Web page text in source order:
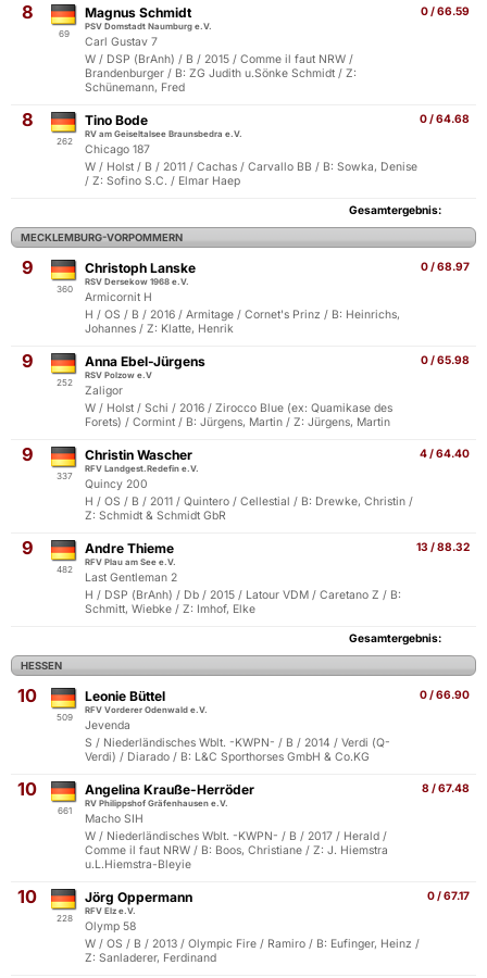
8
69
0 / 66.59
Magnus Schmidt
PSV Domstadt Naumburg e.V.
Carl Gustav 7
W / DSP (BrAnh) / B / 2015 / Comme il faut NRW /
Brandenburger / B: ZG Judith u.Sönke Schmidt / Z:
Schünemann, Fred
8
262
0 / 64.68
Tino Bode
RV am Geiseltalsee Braunsbedra e.V.
Chicago 187
W / Holst / B / 2011 / Cachas / Carvallo BB / B: Sowka, Denise
/ Z: Sofino S.C. / Elmar Haep
Gesamtergebnis:
MECKLEMBURG-VORPOMMERN
9
360
0 / 68.97
Christoph Lanske
RSV Dersekow 1968 e.V.
Armicornit H
H / OS / B / 2016 / Armitage / Cornet's Prinz / B: Heinrichs,
Johannes / Z: Klatte, Henrik
9
252
0 / 65.98
Anna Ebel-Jürgens
RSV Polzow e.V
Zaligor
W / Holst / Schi / 2016 / Zirocco Blue (ex: Quamikase des
Forets) / Cormint / B: Jürgens, Martin / Z: Jürgens, Martin
9
337
4 / 64.40
Christin Wascher
RFV Landgest.Redefin e.V.
Quincy 200
H / OS / B / 2011 / Quintero / Cellestial / B: Drewke, Christin /
Z: Schmidt & Schmidt GbR
9
482
13 / 88.32
Andre Thieme
RFV Plau am See e.V.
Last Gentleman 2
H / DSP (BrAnh) / Db / 2015 / Latour VDM / Caretano Z / B:
Schmitt, Wiebke / Z: Imhof, Elke
Gesamtergebnis:
HESSEN
10
509
0 / 66.90
Leonie Büttel
RFV Vorderer Odenwald e.V.
Jevenda
S / Niederländisches Wblt. -KWPN- / B / 2014 / Verdi (Q-
Verdi) / Diarado / B: L&C Sporthorses GmbH & Co.KG
10
661
8 / 67.48
Angelina Krauße-Herröder
RV Philippshof Gräfenhausen e.V.
Macho SIH
W / Niederländisches Wblt. -KWPN- / B / 2017 / Herald /
Comme il faut NRW / B: Boos, Christiane / Z: J. Hiemstra
u.L.Hiemstra-Bleyie
10
228
0 / 67.17
Jörg Oppermann
RFV Elz e.V.
Olymp 58
W / OS / B / 2013 / Olympic Fire / Ramiro / B: Eufinger, Heinz /
Z: Sanladerer, Ferdinand